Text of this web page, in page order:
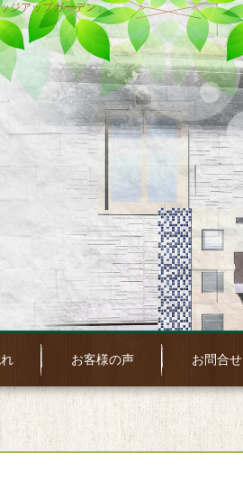
ジアップガーデン」
お客様の声 お問合せ